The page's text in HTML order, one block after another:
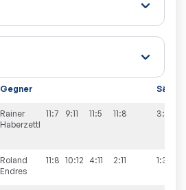
Gegner Sätze
Rainer
Haberzettl
11:7 9:11 11:5 11:8 3:1
Roland
Endres
11:8 10:12 4:11 2:11 1:3